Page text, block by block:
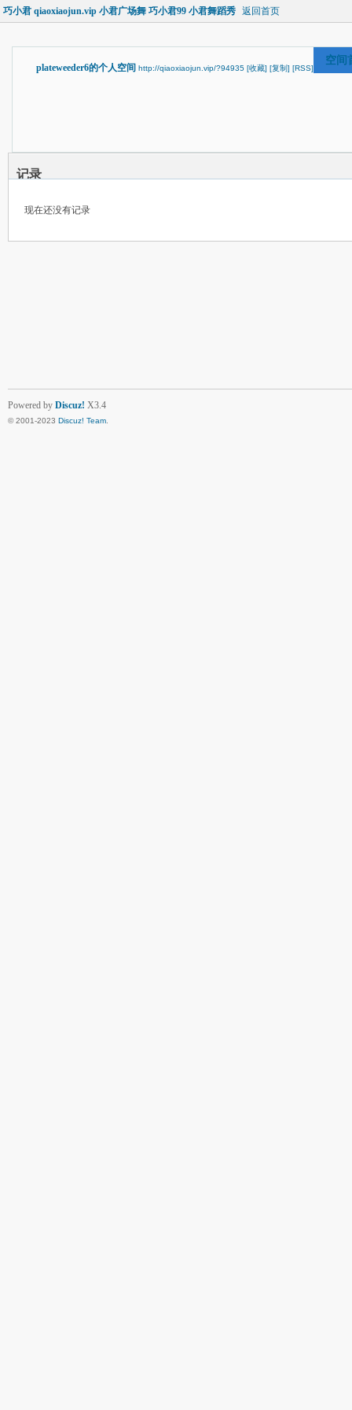
巧小君 qiaoxiaojun.vip 小君广场舞 巧小君99 小君舞蹈秀 返回首页
plateweeder6的个人空间 http://qiaoxiaojun.vip/?94935 [收藏] [复制] [RSS]
空间
记录
现在还没有记录
Powered by Discuz! X3.4
© 2001-2023 Discuz! Team